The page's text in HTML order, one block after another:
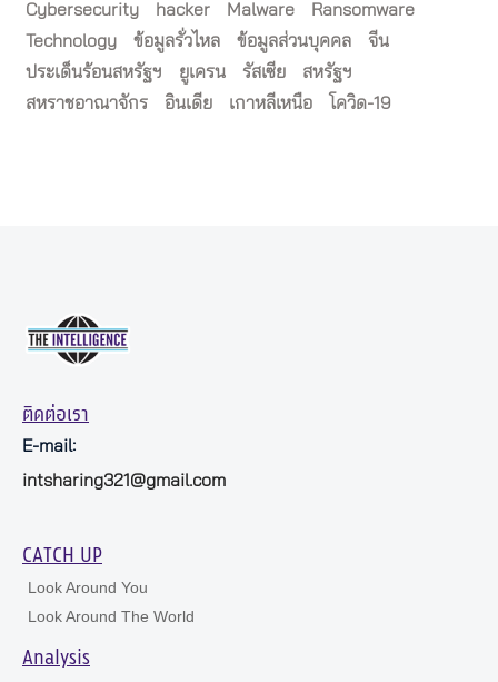
Cybersecurity
hacker Malware
Ransomware
Technology
ข้อมูลรั่วไหล ข้อมูลส่วนบุคคล
จีน
ประเด็นร้อนสหรัฐฯ
ยูเครน รัสเซีย
สหรัฐฯ
สหราชอาณาจักร
อินเดีย เกาหลีเหนือ โควิด-19
ติดต่อเรา
E-mail:
intsharing321@gmail.com
CATCH UP
Look Around You
Look Around The World
Analysis